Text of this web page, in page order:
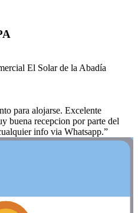
El Solar de la Abadía
para alojarse. Excelente
buena recepcion por parte del
info via Whatsapp.”